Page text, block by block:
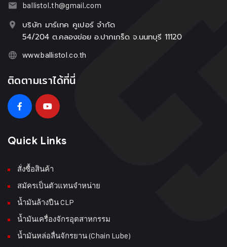
ballistol.th@gmail.com
บริษัท มาร์เทค คูเปอร์ จำกัด
54/204 ต.คลองข่อย อ.ปากเกร็ด จ.นนทบุรี 11120
www.ballistol.co.th
ติดตามเราได้ที่นี่
Quick Links
สั่งซื้อสินค้า
สมัครเป็นตัวแทนจำหน่าย
น้ำมันล้างปืน CLP
น้ำมันเครื่องจักรอุตสาหกรรม
น้ำมันหล่อลื่นจักรยาน (Chain Lube)